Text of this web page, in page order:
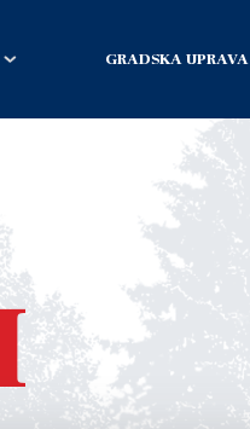
GRADSKA UPRAVA